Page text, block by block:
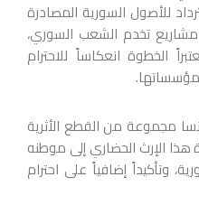
للأصول السورية المصادرة
مشاريع تخدم الشعب السوري،
الخطوة انعكاساً للاحترام
مجموعة من القطع الأثرية
الإرث الحضاري إلى موطنه
وتأكيداً إضافياً على احترام